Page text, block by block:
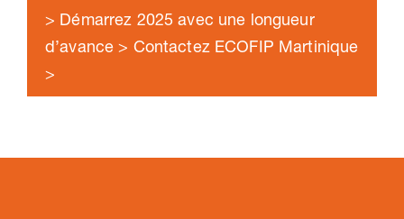
> Démarrez 2025 avec une longueur
d’avance > Contactez ECOFIP Martinique
>